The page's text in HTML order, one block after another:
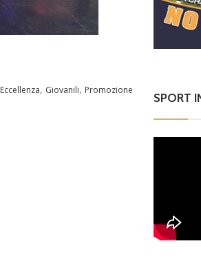
Eccellenza, Giovanili, Promozione
SPORT